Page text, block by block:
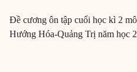
Đề cương ôn tập cuối học kì 2
Hướng Hóa-Quảng Trị năm học